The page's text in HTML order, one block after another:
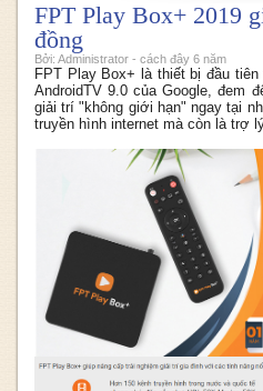
FPT Play Box+ 2019
đồng
Bởi: Administrator - cách đây 6 năm
FPT Play Box+ là thiết bị đầu
AndroidTV 9.0 của Google, đem
giải trí "không giới hạn" ngay tại
truyền hình internet mà còn là trợ